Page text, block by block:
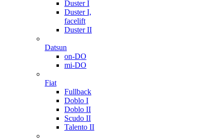
Duster I
Duster I,
facelift
Duster II
Datsun
on-DO
mi-DO
Fiat
Fullback
Doblo I
Doblo II
Scudo II
Talento II